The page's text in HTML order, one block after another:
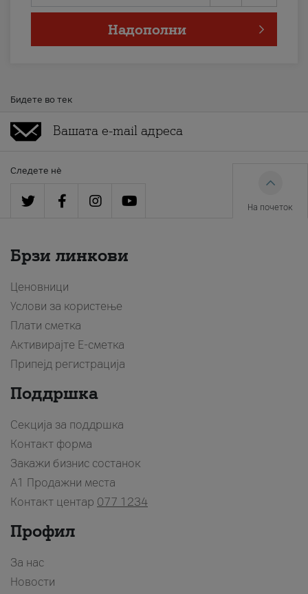
Надополни
Бидете во тек
Следете нè
На почеток
Брзи линкови
Ценовници
Услови за користење
Плати сметка
Активирајте Е-сметка
Припејд регистрација
Поддршка
Секција за поддршка
Контакт форма
Закажи бизнис состанок
A1 Продажни места
Контакт центар 077 1234
Профил
За нас
Новости